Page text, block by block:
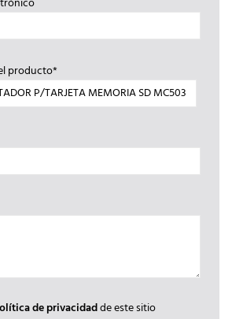
producto*
de privacidadde este sitio